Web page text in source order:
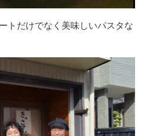
トだけでなく美味しいパスタな